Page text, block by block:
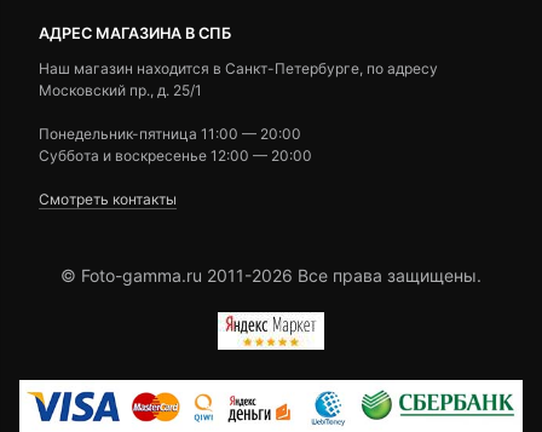
АДРЕС МАГАЗИНА В СПБ
Наш магазин находится в Санкт-Петербурге, по адресу
Московский пр., д. 25/1
Понедельник-пятница 11:00 — 20:00
Суббота и воскресенье 12:00 — 20:00
Смотреть контакты
© Foto-gamma.ru 2011-2026 Все права защищены.